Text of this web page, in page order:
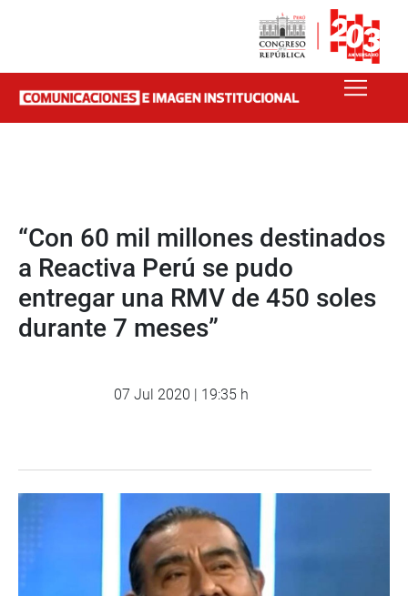
“Con 60 mil millones destinados
a Reactiva Perú se pudo
entregar una RMV de 450 soles
durante 7 meses”
07 Jul 2020 | 19:35 h